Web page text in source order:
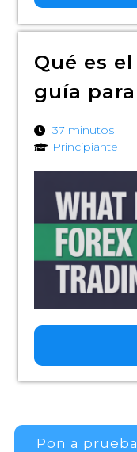
Qué es
guía
37 minutos
Principiante
Pon a